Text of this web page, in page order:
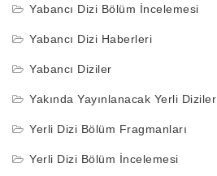
Yabancı Dizi Bölüm İncelemesi
Yabancı Dizi Haberleri
Yabancı Diziler
Yakında Yayınlanacak Yerli Diziler
Yerli Dizi Bölüm Fragmanları
Yerli Dizi Bölüm İncelemesi